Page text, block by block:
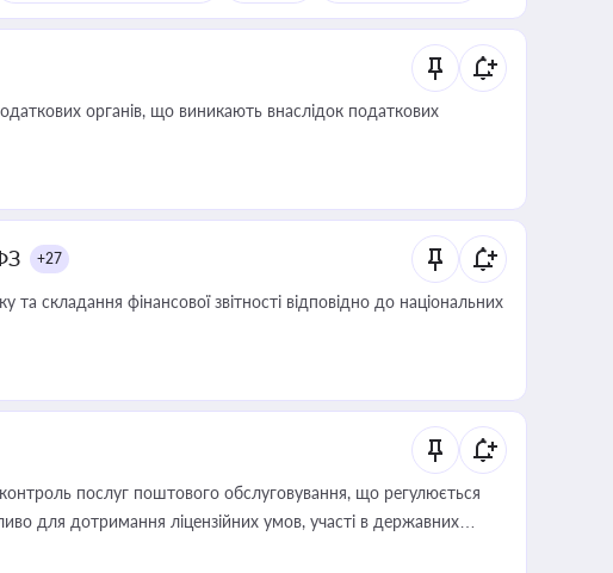
органів, що виникають внаслідок податкових
+27
та складання фінансової звітності відповідно до національних
послуг поштового обслуговування, що регулюється
для дотримання ліцензійних умов, участі в державних